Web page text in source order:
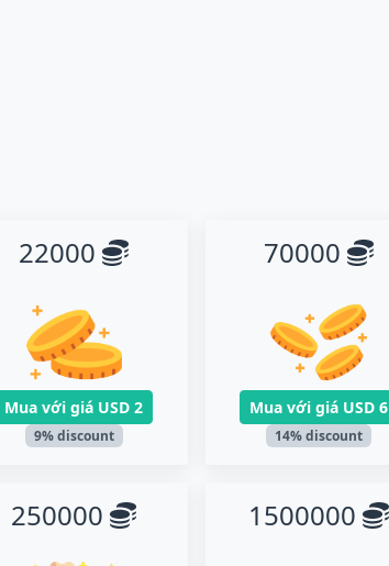
22000
Mua với giá USD 2
9% discount
70000
Mua với giáUSD 6
14% discount
250000 1500000